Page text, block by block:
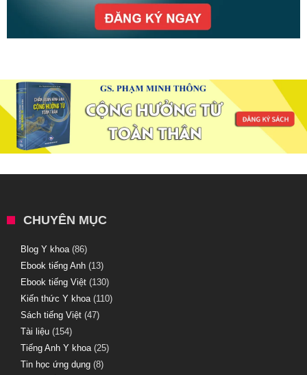
CHUYÊN MỤC
Blog Y khoa(86)
Ebook tiếng Anh (13)
Ebook tiếng Việt (130)
Kiến thức Y khoa(110)
Sách tiếng Việt (47)
Tài liệu (154)
Tiếng Anh Y khoa(25)
Tin học ứng dụng (8)